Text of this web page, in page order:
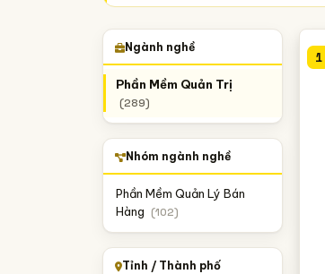
Ngành nghề
Phần Mềm Quản Trị
(289)
Nhóm ngành nghề
Phần Mềm Quản Lý Bán
Hàng (102)
Tỉnh / Thành phố
1